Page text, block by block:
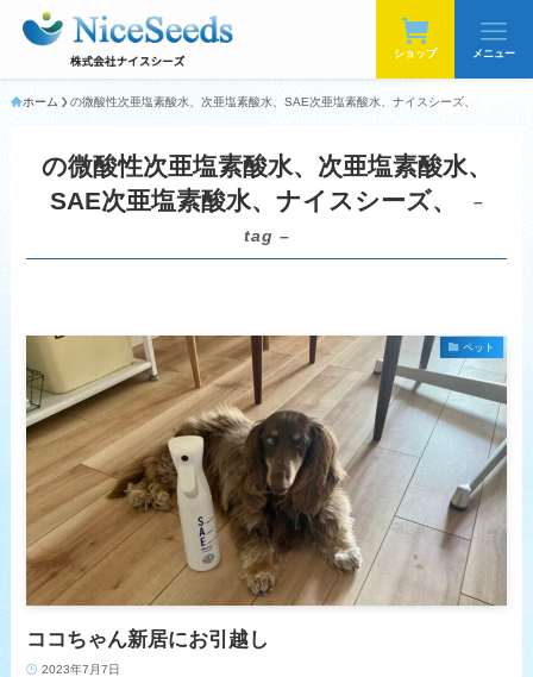
ショップ メニュー
ホーム の微酸性次亜塩素酸水、次亜塩素酸水、SAE次亜塩素酸水、ナイスシーズ、
の微酸性次亜塩素酸水、次亜塩素酸水、
SAE次亜塩素酸水、ナイスシーズ、
–
tag –
ペット
ココちゃん新居にお引越し
2023年7月7日